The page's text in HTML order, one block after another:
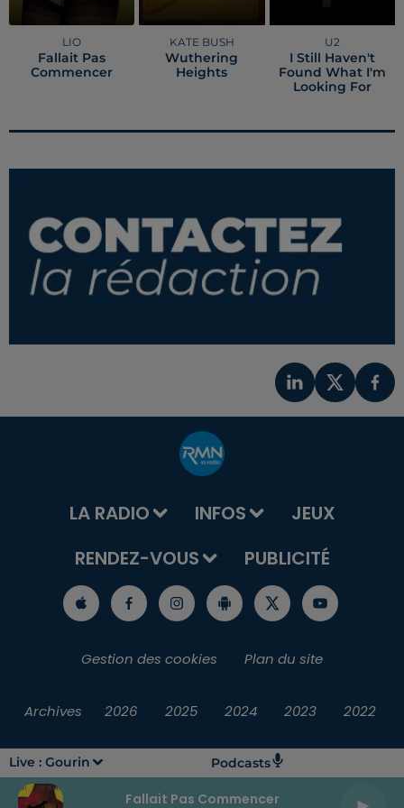
Live : Gourin Podcasts
Fallait Pas Commencer
LIO
Fallait Pas
Commencer
KATE BUSH
Wuthering
Heights
U2
I Still Haven't
Found What I'm
Looking For
LA RADIO INFOS
JEUX
RENDEZ-VOUS
PUBLICITÉ
Gestion des cookies Plan du site
Archives 2026 2025 2024 2023 2022